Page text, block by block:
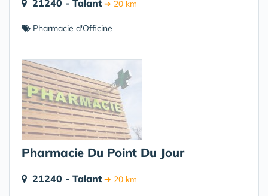
21240 - Talant ➔ 20 km
Pharmacie d'Officine
Pharmacie Du Point Du Jour
21240 - Talant ➔ 20 km